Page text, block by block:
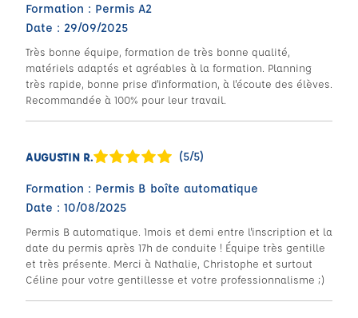
Formation : Permis A2
Date : 29/09/2025
Très bonne équipe, formation de très bonne qualité,
matériels adaptés et agréables à la formation. Planning
très rapide, bonne prise d'information, à l'écoute des élèves.
Recommandée à 100% pour leur travail.
AUGUSTIN R. (5/5)
Formation : Permis B boîte automatique
Date : 10/08/2025
Permis B automatique. 1mois et demi entre l'inscription et la
date du permis après 17h de conduite ! Équipe très gentille
et très présente. Merci à Nathalie, Christophe et surtout
Céline pour votre gentillesse et votre professionnalisme ;)